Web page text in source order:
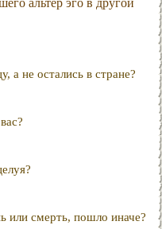
альтер эго в другой
а не остались в стране?
или смерть, пошло иначе?